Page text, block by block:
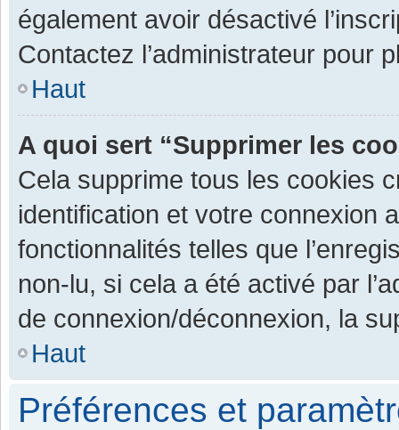
également avoir désactivé
Contactez l’administrateur pour
Haut
A quoi sert “Supprimer les
Cela supprime tous les cookies
identification et votre connexion
fonctionnalités telles que
non-lu, si cela a été activé par
de connexion/déconnexion, la
Haut
Préférences et